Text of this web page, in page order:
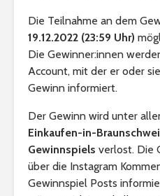
Die Teilnahme an dem
19.12.2022 (23:59 Uhr)
Die Gewinner:innen
Account, mit der er oder
Gewinn informiert.
Der Gewinn wird unter
Einkaufen-in-
Gewinnspiels verlost. Die
über die Instagram
Gewinnspiel Posts
Hexenbesen
anbeißen